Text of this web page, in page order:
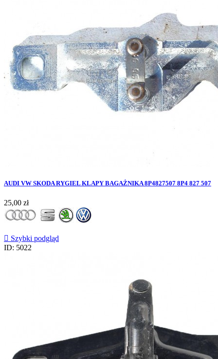
AUDI VW SKODA RYGIEL KLAPY BAGAŻNIKA 8P4827507 8P4 827 507
Cena
25,00 zł
 Szybki podgląd
ID: 5022